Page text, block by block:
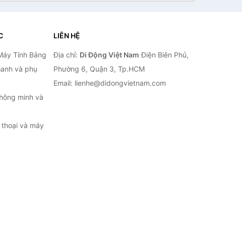
Tính Bảng
và phụ
minh và
và máy
LIÊN HỆ
Địa chỉ: Di Động Việt Nam Điện Biên Phủ,
Phường 6, Quận 3, Tp.HCM
Email: lienhe@didongvietnam.com